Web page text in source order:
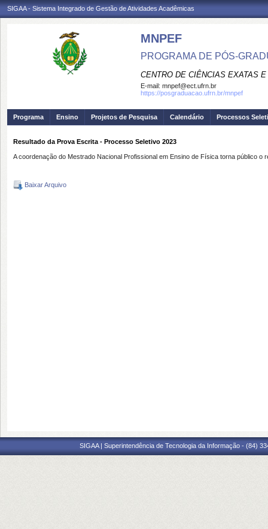
SIGAA - Sistema Integrado de Gestão de Atividades Acadêmicas
MNPEF
PROGRAMA DE PÓS-
CENTRO DE CIÊNCIAS EXATAS
E-mail: mnpef@ect.ufrn.br
https://posgraduacao.ufrn.br/mnpef
Programa Ensino Projetos de Pesquisa Calendário Processos
Resultado da Prova Escrita - Processo Seletivo 2023
A coordenação do Mestrado Nacional Profissional em Ensino de Física torna público
Baixar Arquivo
SIGAA | Superintendência de Tecnologia da Informação - (84)